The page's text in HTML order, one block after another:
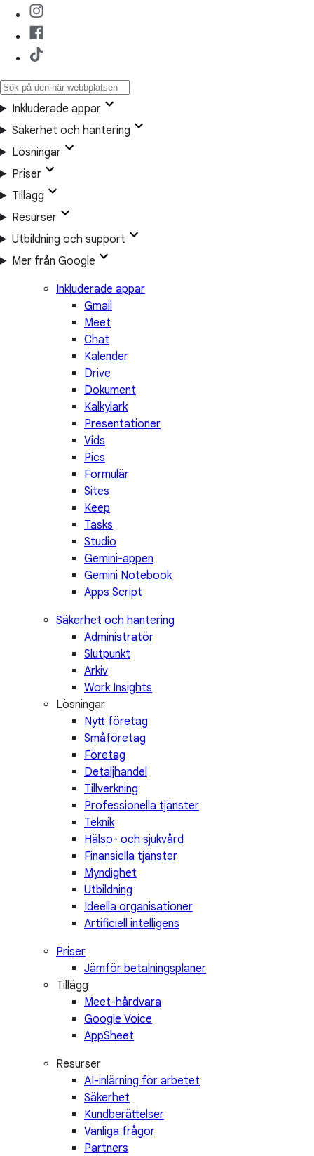
Inkluderade appar
Säkerhet och hantering
Lösningar
Priser
Tillägg
Resurser
Utbildning och support
Mer från Google
Inkluderade appar
Gmail
Meet
Chat
Kalender
Drive
Dokument
Kalkylark
Presentationer
Vids
Pics
Formulär
Sites
Keep
Tasks
Studio
Gemini-appen
Gemini Notebook
Apps Script
Säkerhet och hantering
Administratör
Slutpunkt
Arkiv
Work Insights
Lösningar
Nytt företag
Småföretag
Företag
Detaljhandel
Tillverkning
Professionella tjänster
Teknik
Hälso- och sjukvård
Finansiella tjänster
Myndighet
Utbildning
Ideella organisationer
Artificiell intelligens
Priser
Jämför betalningsplaner
Tillägg
Meet-hårdvara
Google Voice
AppSheet
Resurser
AI-inlärning för arbetet
Säkerhet
Kundberättelser
Vanliga frågor
Partners